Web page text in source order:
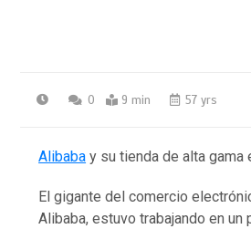
0 9 min 57 yrs
Alibaba y su tienda de alta gama
El gigante del comercio
Alibaba, estuvo trabajando en un